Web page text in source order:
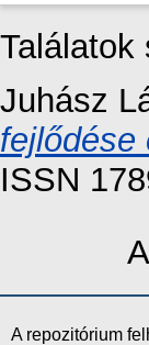
Találatok
Juhász
fejlődése
ISSN
A repozitórium